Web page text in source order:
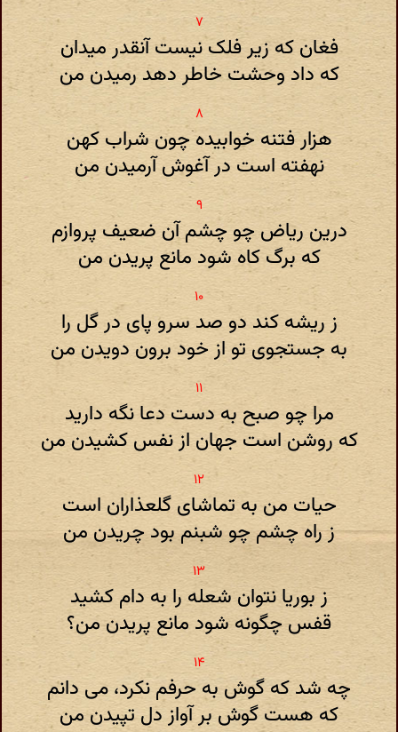
فغان که زیر فلک نیست آنقدر میدان
که داد وحشت خاطر دهد رمیدن من
هزار فتنه خوابیده چون شراب کهن
نهفته است در آغوش آرمیدن من
درین ریاض چو چشم آن ضعیف پروازم
که برگ کاه شود مانع پریدن من
ز ریشه کند دو صد سرو پای در گل را
به جستجوی تو از خود برون دویدن من
مرا چو صبح به دست دعا نگه دارید
که روشن است جهان از نفس کشیدن من
حیات من به تماشای گلعذاران است
ز راه چشم چو شبنم بود چریدن من
ز بوریا نتوان شعله را به دام کشید
قفس چگونه شود مانع پریدن من؟
چه شد که گوش به حرفم نکرد، می دانم
که هست گوش بر آواز دل تپیدن من